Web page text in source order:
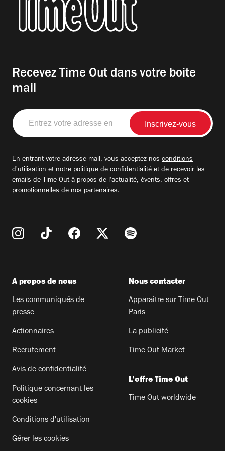
Recevez Time Out dans votre boite
mail
Entrez
votre
adresse
En entrant votre adresse mail, vous acceptez nos conditions
d'utilisation et notre politique de confidentialité et de recevoir les
emails de Time Out à propos de l'actualité, évents, offres et
promotionnelles de nos partenaires.
A propos de nous
Les communiqués de
presse
Actionnaires
Recrutement
Avis de confidentialité
Politique concernant les
cookies
Conditions d'utilisation
Gérer les cookies
Nous contacter
Apparaitre sur Time Out
Paris
La publicité
Time Out Market
L'offre Time Out
Time Out worldwide